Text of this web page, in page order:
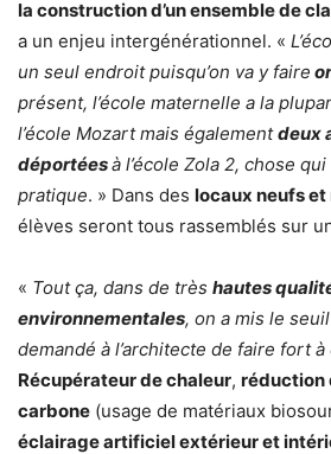
la construction d’un ensemble de
a un enjeu intergénérationnel. «
un seul endroit puisqu’on va y faire
présent, l’école maternelle a la
l’école Mozart mais égalementdeux
déportéesà l’école Zola 2, chose
pratique. » Dans des locaux neufs
élèves seront tous rassemblés sur
« Tout ça, dans de très hautes
environnementales, on a mis le
demandé à l’architecte de faire fort
Récupérateur de chaleur, réduction
carbone (usage de matériaux
éclairage artificiel extérieur et